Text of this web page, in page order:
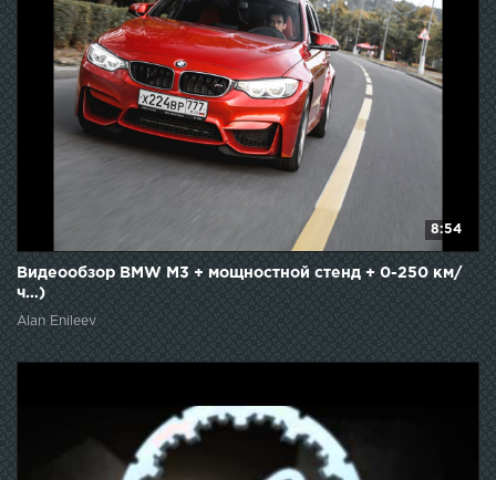
8:54
Видеообзор BMW M3 + мощностной стенд + 0-250 км/
ч…)
Alan Enileev